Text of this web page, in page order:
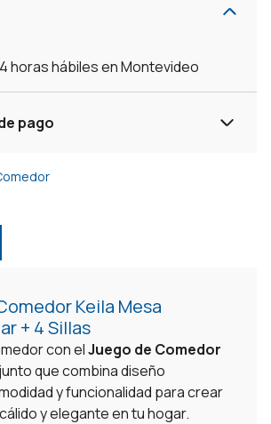
horas hábiles en Montevideo
pago
Keila Mesa
+ 4 Sillas
con elJuego de Comedor
que combina diseño
y funcionalidad para crear
y elegante en tu hogar.